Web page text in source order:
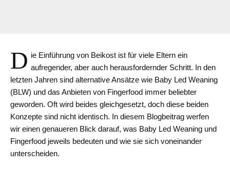
D ie Einführung von Beikost ist für viele Eltern ein
aufregender, aber auch herausfordernder Schritt. In den
letzten Jahren sind alternative Ansätze wie Baby Led Weaning
(BLW) und das Anbieten von Fingerfood immer beliebter
geworden. Oft wird beides gleichgesetzt, doch diese beiden
Konzepte sind nicht identisch. In diesem Blogbeitrag werfen
wir einen genaueren Blick darauf, was Baby Led Weaning und
Fingerfood jeweils bedeuten und wie sie sich voneinander
unterscheiden.